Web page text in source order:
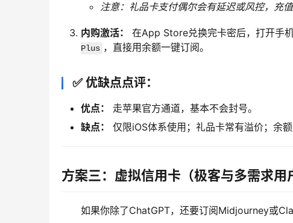
注意：礼品卡支付偶尔会有延迟或风控，充
内购激活： 在App Store兑换完卡密后，打开手
Plus ，直接用余额一键订阅。
✅ 优缺点点评：
优点：
走苹果官方通道，基本不会封号。
缺点：
仅限iOS体系使用；礼品卡常有溢价；余
方案三：虚拟信用卡（极客与多需求用
如果你除了ChatGPT，还要订阅Midjourney或